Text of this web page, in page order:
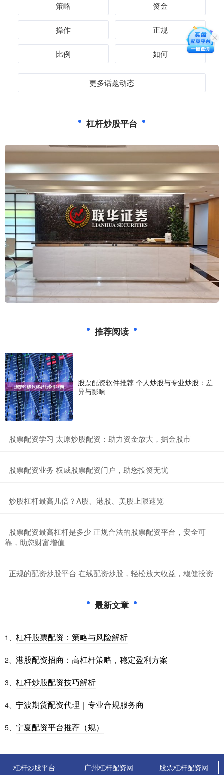
策略 资金
操作 正规
比例 如何
更多话题动态
杠杆炒股平台
推荐阅读
股票配资软件推荐 个人炒股与专业炒股：差
异与影响
​股票配资学习 太原炒股配资：助力资金放大，掘金股市
​股票配资业务 权威股票配资门户，助您投资无忧
​炒股杠杆最高几倍？A股、港股、美股上限速览
​股票配资最高杠杆是多少 正规合法的股票配资平台，安全可
靠，助您财富增值
​正规的配资炒股平台 在线配资炒股，轻松放大收益，稳健投资
最新文章
1、 杠杆股票配资：策略与风险解析
2、 港股配资招商：高杠杆策略，稳定盈利方案
3、 杠杆炒股配资技巧解析
4、 宁波期货配资代理｜专业合规服务商
5、 宁夏配资平台推荐（规）
杠杆炒股平台 广州杠杆配资网 股票杠杆配资网